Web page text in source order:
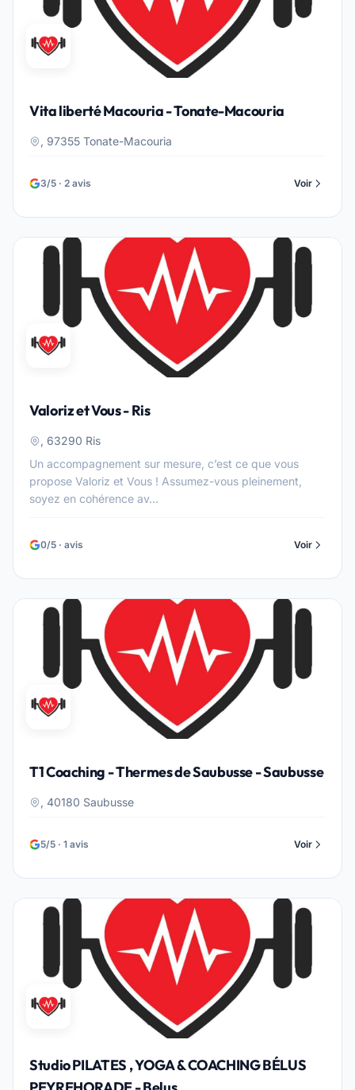
Vita liberté Macouria - Tonate-Macouria
, 97355 Tonate-Macouria
3/5 · 2 avis Voir
Valoriz et Vous - Ris
, 63290 Ris
Un accompagnement sur mesure, c’est ce que vous
propose Valoriz et Vous ! Assumez-vous pleinement,
soyez en cohérence av...
0/5 · avis Voir
T1 Coaching - Thermes de Saubusse - Saubusse
, 40180 Saubusse
5/5 · 1 avis Voir
Studio PILATES , YOGA & COACHING BÉLUS